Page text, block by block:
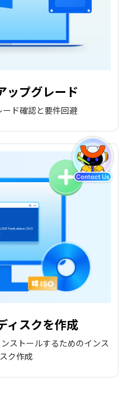
プグレード
ド確認と要件回避
ィスクを作成
ストールするためのインス
ク作成